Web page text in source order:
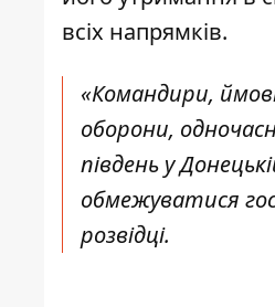
всіх напрямків.
«Командири,
оборони,
південь у
обмежуватися
розвідці.